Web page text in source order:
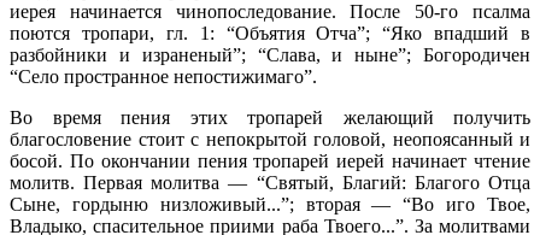
иерея начинается чинопоследование. После 50-го псалма
поются тропари, гл. 1: “Объятия Отча”; “Яко впадший в
разбойники и израненый”; “Слава, и ныне”; Богородичен
“Село пространное непостижимаго”.
Во время пения этих тропарей желающий получить
благословение стоит с непокрытой головой, неопоясанный и
босой. По окончании пения тропарей иерей начинает чтение
молитв. Первая молитва — “Святый, Благий: Благого Отца
Сыне, гордыню низложивый...”; вторая — “Во иго Твое,
Владыко, спасительное приими раба Твоего...”. За молитвами